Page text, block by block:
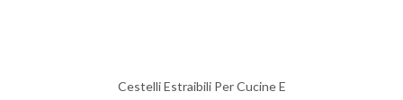
Cestelli Estraibili Per Cucine E